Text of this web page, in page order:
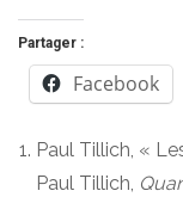
Partager :
Facebook
Paul Tillich, «
Paul Tillich,